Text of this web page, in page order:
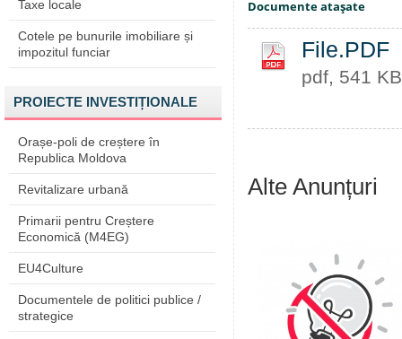
Taxe locale
Cotele pe bunurile imobiliare și
impozitul funciar
PROIECTE INVESTIȚIONALE
Orașe-poli de creștere în
Republica Moldova
Revitalizare urbană
Primarii pentru Creștere
Economică (M4EG)
EU4Culture
Documentele de politici publice /
strategice
Documente ataşate
File.PDF
pdf, 541 KB
Alte Anunțuri